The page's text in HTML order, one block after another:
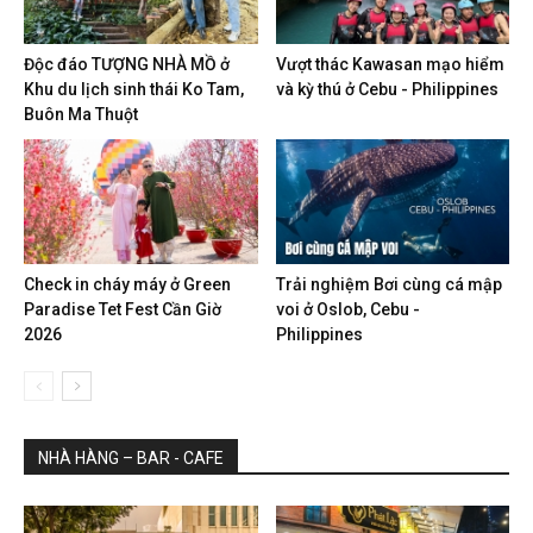
Độc đáo TƯỢNG NHÀ MỒ ở
Khu du lịch sinh thái Ko Tam,
Buôn Ma Thuột
Vượt thác Kawasan mạo hiểm
và kỳ thú ở Cebu - Philippines
Check in cháy máy ở Green
Paradise Tet Fest Cần Giờ
2026
Trải nghiệm Bơi cùng cá mập
voi ở Oslob, Cebu -
Philippines
NHÀ HÀNG – BAR - CAFE